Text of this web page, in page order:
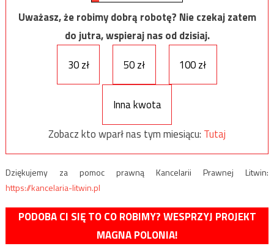
Uważasz, że robimy dobrą robotę? Nie czekaj zatem
do jutra, wspieraj nas od dzisiaj.
30 zł
50 zł 100 zł
Inna kwota
Zobacz kto wparł nas tym miesiącu: Tutaj
Dziękujemy za pomoc prawną Kancelarii Prawnej Litwin:
https://kancelaria-litwin.pl
PODOBA CI SIĘ TO CO ROBIMY? WESPRZYJ PROJEKT
MAGNA POLONIA!